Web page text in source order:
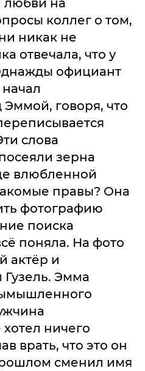
любви на
коллег о том,
никак не
отвечала, что у
официант
Эммой, говоря, что
слова
зерна
влюбленной
правы? Она
фотографию
поиска
поняла. На фото
актёр и
Эмма
ничего
врать, что это он
сменил имя